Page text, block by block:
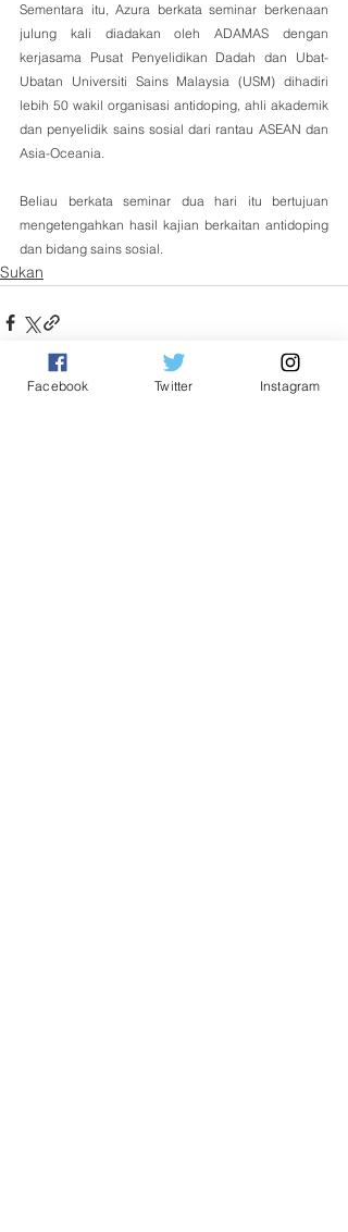
Sementara itu, Azura berkata seminar berkenaan
julung kali diadakan oleh ADAMAS dengan
kerjasama Pusat Penyelidikan Dadah dan Ubat-
Ubatan Universiti Sains Malaysia (USM) dihadiri
lebih 50 wakil organisasi antidoping, ahli akademik
dan penyelidik sains sosial dari rantau ASEAN dan
Asia-Oceania.
Beliau berkata seminar dua hari itu bertujuan
mengetengahkan hasil kajian berkaitan antidoping
dan bidang sains sosial.
Sukan
Facebook Twitter Instagram